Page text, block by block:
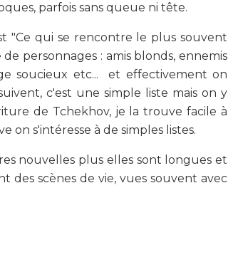
parfois sans queue ni tête.
"Ce qui se rencontre le plus souvent
personnages : amis blonds, ennemis
soucieux etc... et effectivement on
c'est une simple liste mais on y
de Tchekhov, je la trouve facile à
on s'intéresse à de simples listes.
nouvelles plus elles sont longues et
des scènes de vie, vues souvent avec